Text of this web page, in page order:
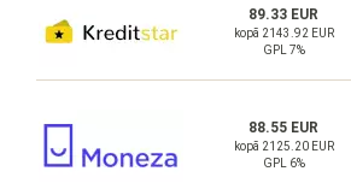
89.33 EUR
kopā 2143.92 EUR
GPL 7%
88.55 EUR
kopā 2125.20 EUR
GPL 6%